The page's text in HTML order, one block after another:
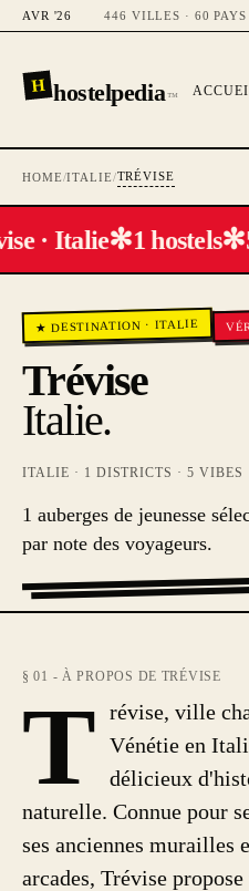
AVR '26 446 VILLES · 60
H hostelpedia™
HOME/ITALIE/TRÉVISE
· Italie✻1 hostels✻
★ DESTINATION · ITALIE
Trévise
Italie.
ITALIE · 1 DISTRICTS ·5 VIBES
1 auberges de jeunesse
par note des voyageurs.
§ 01 - À PROPOS DE TRÉVISE
T révise, ville
Vénétie en
délicieux
naturelle. Connue pour
ses anciennes murailles
arcades, Trévise